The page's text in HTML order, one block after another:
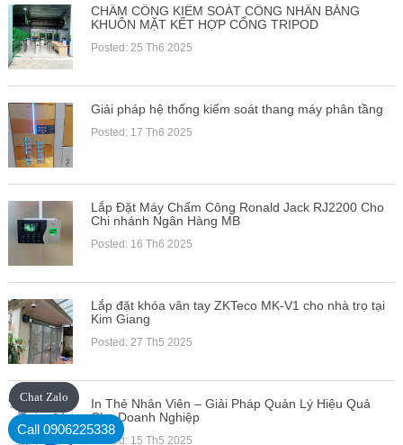
CHẤM CÔNG KIỂM SOÁT CÔNG NHÂN BẰNG
KHUÔN MẶT KẾT HỢP CỔNG TRIPOD
Posted: 25 Th6 2025
Giải pháp hệ thống kiểm soát thang máy phân tầng
Posted: 17 Th6 2025
Lắp Đặt Máy Chấm Công Ronald Jack RJ2200 Cho
Chi nhánh Ngân Hàng MB
Posted: 16 Th6 2025
Lắp đặt khóa vân tay ZKTeco MK-V1 cho nhà trọ tại
Kim Giang
Posted: 27 Th5 2025
In Thẻ Nhân Viên – Giải Pháp Quản Lý Hiệu Quả
Cho Doanh Nghiệp
Posted: 15 Th5 2025
Chat Zalo
Call 0906225338